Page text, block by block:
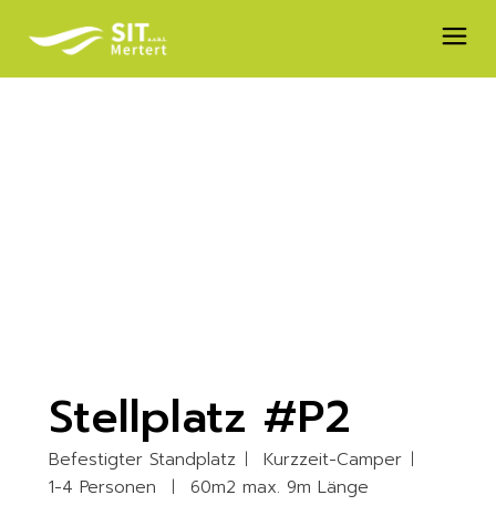
content
Stellplatz #P2
Befestigter Standplatz
Kurzzeit-Camper
1-4 Personen
60m2 max. 9m Länge